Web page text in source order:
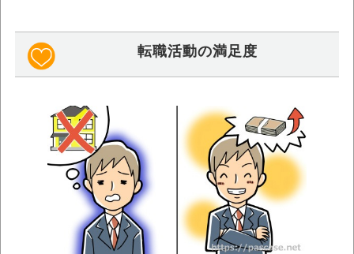
転職活動の満足度